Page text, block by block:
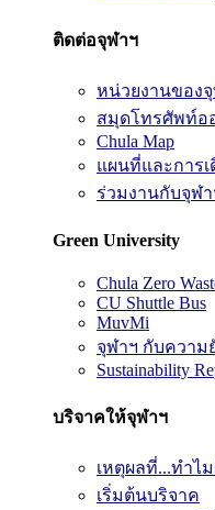
ติดต่อจุฬาฯ
หน่วยงานของ
สมุดโทรศัพท์อ
Chula Map
แผนที่และการเ
ร่วมงานกับจุฬา
Green University
Chula Zero
CU Shuttle Bus
MuvMi
จุฬาฯ กับความ
Sustainability
บริจาคให้จุฬาฯ
เหตุผลที่...ทำไ
เริ่มต้นบริจาค